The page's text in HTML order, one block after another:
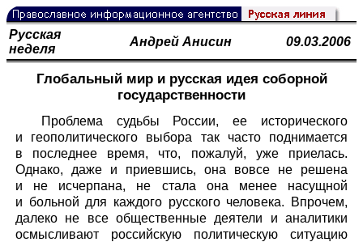
Русская
неделя
Андрей Анисин 09.03.2006
Глобальный мир и русская идея соборной
государственности
Проблема судьбы России, ее исторического
и геополитического выбора так часто поднимается
в последнее время, что, пожалуй, уже приелась.
Однако, даже и приевшись, она вовсе не решена
и не исчерпана, не стала она менее насущной
и больной для каждого русского человека. Впрочем,
далеко не все общественные деятели и аналитики
осмысливают российскую политическую ситуацию